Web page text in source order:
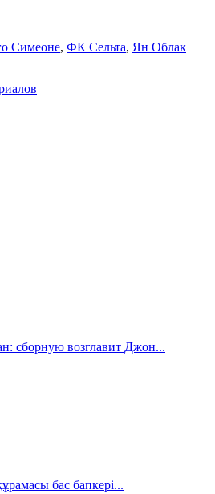
Симеоне, ФК Сельта, Ян Облак
сборную возглавит Джон...
бас бапкері...